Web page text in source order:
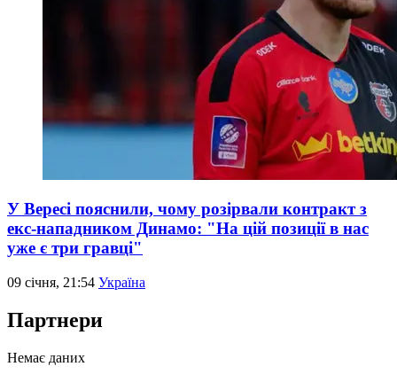
У Вересі пояснили, чому розірвали контракт з
екс-нападником Динамо: "На цій позиції в нас
уже є три гравці"
09 січня, 21:54 Україна
Партнери
Немає даних